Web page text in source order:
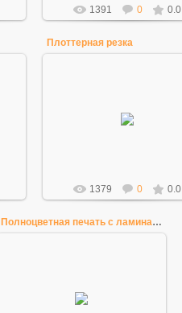
1391 0 0.0
Плоттерная резка
1379 0 0.0
Полноцветная печать с ламинацией